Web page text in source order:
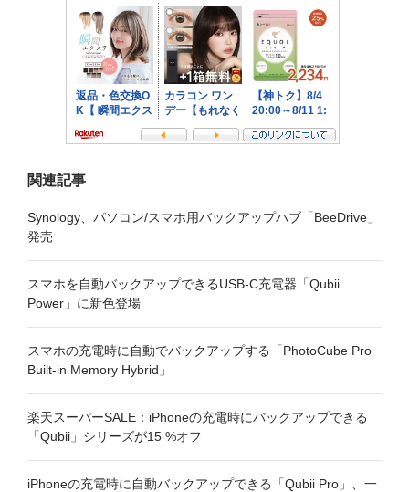
関連記事
Synology、パソコン/スマホ用バックアップハブ「BeeDrive」
発売
スマホを自動バックアップできるUSB-C充電器「Qubii
Power」に新色登場
スマホの充電時に自動でバックアップする「PhotoCube Pro
Built-in Memory Hybrid」
楽天スーパーSALE：iPhoneの充電時にバックアップできる
「Qubii」シリーズが15 %オフ
iPhoneの充電時に自動バックアップできる「Qubii Pro」、一